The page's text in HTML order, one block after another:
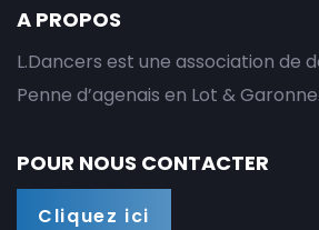
A PROPOS
L.Dancers est une association de
Penne d’agenais en Lot & Garonne.
POUR NOUS CONTACTER
Cliquez ici